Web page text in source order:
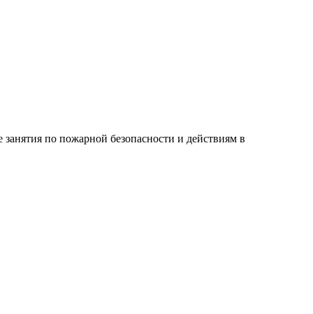
по пожарной безопасности и действиям в